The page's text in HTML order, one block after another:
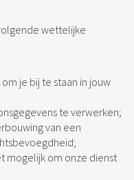
wettelijke
je bij te staan in jouw
te verwerken;
van een
mogelijk om onze dienst